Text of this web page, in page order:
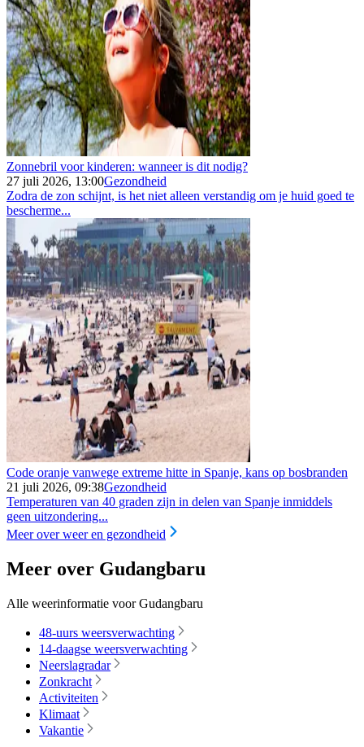
Zonnebril voor kinderen: wanneer is dit nodig?
27 juli 2026, 13:00Gezondheid
Zodra de zon schijnt, is het niet alleen verstandig om je huid goed te
bescherme...
Code oranje vanwege extreme hitte in Spanje, kans op bosbranden
21 juli 2026, 09:38Gezondheid
Temperaturen van 40 graden zijn in delen van Spanje inmiddels
geen uitzondering...
Meer over weer en gezondheid
Meer over Gudangbaru
Alle weerinformatie voor Gudangbaru
48-uurs weersverwachting
14-daagse weersverwachting
Neerslagradar
Zonkracht
Activiteiten
Klimaat
Vakantie